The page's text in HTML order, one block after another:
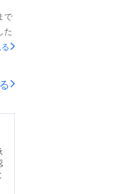
投
ー
こ
レ
い
と
援
ち
と
で
た
い